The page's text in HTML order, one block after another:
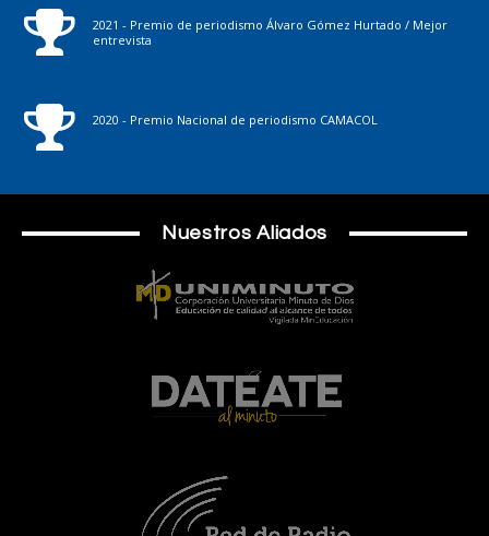
2021 - Premio de periodismo Álvaro Gómez Hurtado / Mejor
entrevista
2020 - Premio Nacional de periodismo CAMACOL
Nuestros Aliados